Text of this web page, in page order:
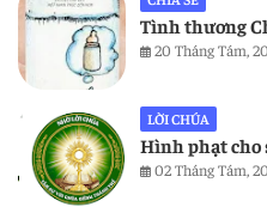
Tình thương
20 Tháng Tám,
LỜI CHÚA
Hình phạt cho
02 Tháng Tám,